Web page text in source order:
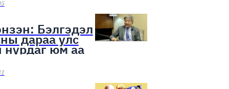
Бэлгэдэл
дараа улс
нурдаг юм аа